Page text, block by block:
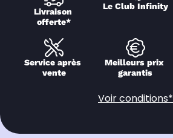
Livraison
offerte*
Le Club Infinity
Service après
vente
Meilleurs prix
garantis
Voir conditions*